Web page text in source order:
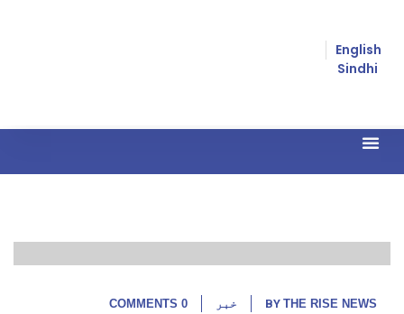
English
Sindhi
24
BY THE RISE NEWS خبر 0 COMMENTS